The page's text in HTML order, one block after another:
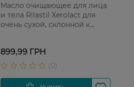
Масло очищающее для лица
и тела Rilastil Xerolact для
очень сухой, склонной к
899,99 ГРН